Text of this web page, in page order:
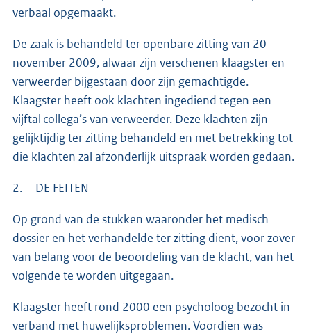
verbaal opgemaakt.
De zaak is behandeld ter openbare zitting van 20
november 2009, alwaar zijn verschenen klaagster en
verweerder bijgestaan door zijn gemachtigde.
Klaagster heeft ook klachten ingediend tegen een
vijftal collega’s van verweerder. Deze klachten zijn
gelijktijdig ter zitting behandeld en met betrekking tot
die klachten zal afzonderlijk uitspraak worden gedaan.
2. DE FEITEN
Op grond van de stukken waaronder het medisch
dossier en het verhandelde ter zitting dient, voor zover
van belang voor de beoordeling van de klacht, van het
volgende te worden uitgegaan.
Klaagster heeft rond 2000 een psycholoog bezocht in
verband met huwelijksproblemen. Voordien was